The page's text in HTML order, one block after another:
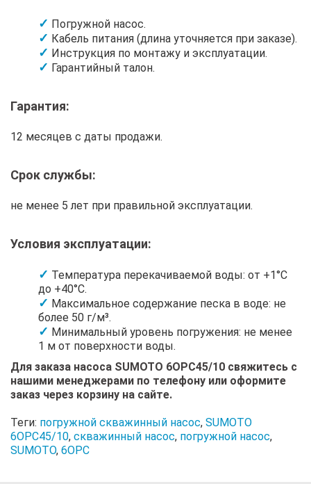
Погружной насос.
Кабель питания (длина уточняется при заказе).
Инструкция по монтажу и эксплуатации.
Гарантийный талон.
Гарантия:
12 месяцев с даты продажи.
Срок службы:
не менее 5 лет при правильной эксплуатации.
Условия эксплуатации:
Температура перекачиваемой воды: от +1°C
до +40°C.
Максимальное содержание песка в воде: не
более 50 г/м³.
Минимальный уровень погружения: не менее
1 м от поверхности воды.
Для заказа насоса SUMOTO 6OPC45/10 свяжитесь с
нашими менеджерами по телефону или оформите
заказ через корзину на сайте.
Теги: погружной скважинный насос, SUMOTO
6OPC45/10, скважинный насос, погружной насос,
SUMOTO, 6OPC